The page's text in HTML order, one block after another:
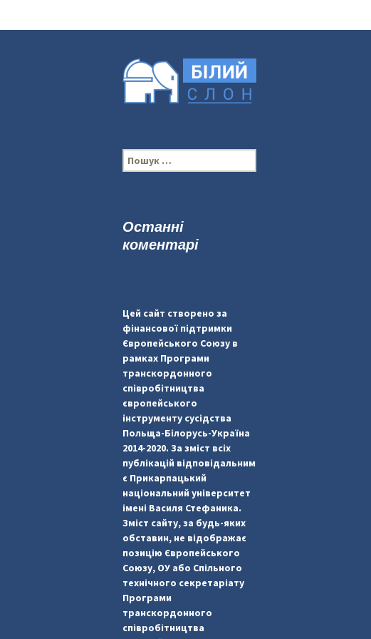
П
о
:Останні
коментарі
Цей сайт створено за
фінансової підтримки
Європейського Союзу в
рамках Програми
транскордонного
співробітництва
європейського
інструменту сусідства
Польща-Білорусь-Україна
2014-2020. За зміст всіх
публікацій відповідальним
є Прикарпацький
національний університет
імені Василя Стефаника.
Зміст сайту, за будь-яких
обставин, не відображає
позицію Європейського
Союзу, ОУ або Спільного
технічного секретаріату
Програми
транскордонного
співробітництва